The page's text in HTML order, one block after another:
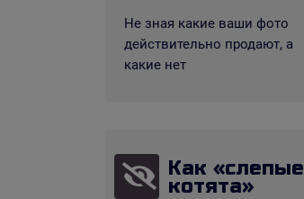
Не зная какие ваши фото
действительно продают, а
какие нет
Как «слепые
котята»